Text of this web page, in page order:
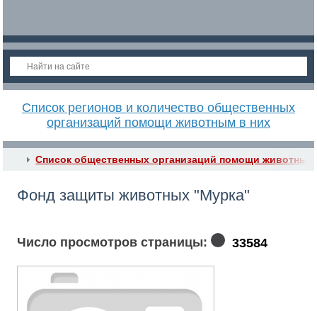
Список регионов и количество общественных
организаций помощи животным в них
Список общественных организаций помощи животным
Фонд защиты животных "Мурка"
Число просмотров страницы: 33584